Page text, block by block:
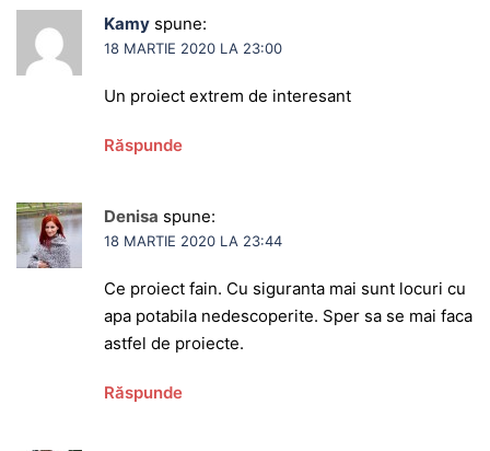
Kamy spune:
18 MARTIE 2020 LA 23:00
Un proiect extrem de interesant
Răspunde
Denisa spune:
18 MARTIE 2020 LA 23:44
Ce proiect fain. Cu siguranta mai sunt locuri cu
apa potabila nedescoperite. Sper sa se mai faca
astfel de proiecte.
Răspunde